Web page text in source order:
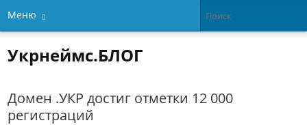
Меню
Укрнеймс.БЛОГ
Домен .УКР достиг отметки 12 000
регистраций